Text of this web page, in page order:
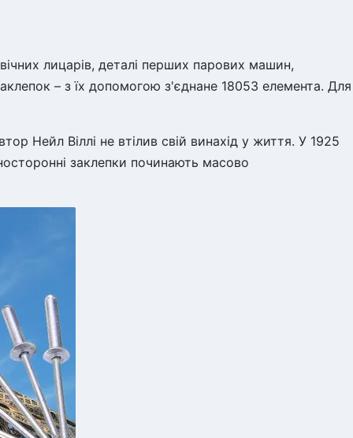
лицарів, деталі перших парових машин,
– з їх допомогою з'єднане 18053 елемента. Для
Нейл Віллі не втілив свій винахід у життя. У 1925
заклепки починають масово